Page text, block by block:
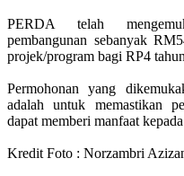
PERDA telah
pembangunan sebanyak
projek/program bagi RP4
Permohonan yang
adalah untuk memastikan
dapat memberi manfaat
Kredit Foto : Norzambri